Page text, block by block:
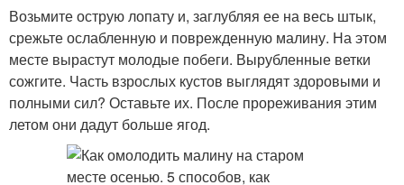
Возьмите острую лопату и, заглубляя ее на весь штык,
срежьте ослабленную и поврежденную малину. На этом
месте вырастут молодые побеги. Вырубленные ветки
сожгите. Часть взрослых кустов выглядят здоровыми и
полными сил? Оставьте их. После прореживания этим
летом они дадут больше ягод.